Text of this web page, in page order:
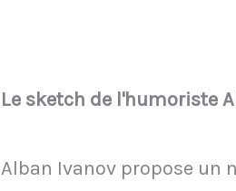
Le sketch de l'humoriste
Alban Ivanov propose un